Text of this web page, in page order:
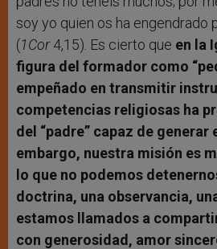
soy yo quien os ha engendrado
(1Cor4,15). Es cierto que en la
figura del formador como
empeñado en transmitir
competencias religiosas ha
del “padre” capaz de generar
embargo, nuestra misión es
lo que no podemos
doctrina, una observancia,
estamos llamados a
con generosidad, amor